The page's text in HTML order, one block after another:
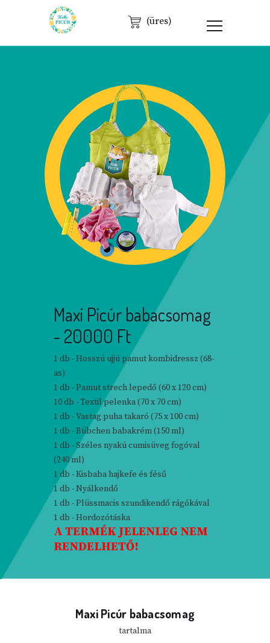
(üres)
Maxi Picúr babacsomag
- 20000 Ft
1 db - Hosszú ujjú pamut kombidressz (68-
as)
1 db - Pamut strech lepedő (60 x 120 cm)
10 db - Textil pelenka (70 x 70 cm)
1 db - Vastag puha takaró (75 x 100 cm)
1 db - Bübchen babakrém (150 ml)
1 db - Széles nyakú cumisüveg fogóval
(240 ml)
1 db - Kisbaba hajkefe és fésű
1 db - Nyálkendő
1 db - Plüssmacis szundikendő rágókával
1 db - Hordozótáska
A TERMÉK JELENLEG NEM
RENDELHETŐ!
Maxi Picúr babacsomag
tartalma